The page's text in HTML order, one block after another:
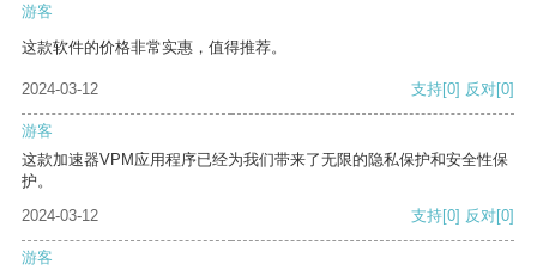
游客
这款软件的价格非常实惠，值得推荐。
2024-03-12 支持[0] 反对[0]
游客
这款加速器VPM应用程序已经为我们带来了无限的隐私保护和安全性保
护。
2024-03-12
支持[0] 反对[0]
游客